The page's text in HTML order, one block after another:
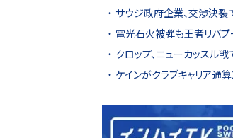
サウジ政府企業、交渉決裂
電光石火被弾も王者リバプ
クロップ、ニューカッスル
ケインがクラブキャリア